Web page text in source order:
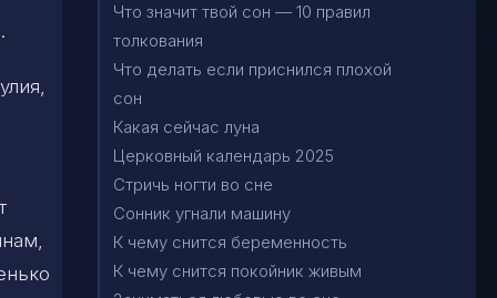
Что значит твой сон — 10 правил
толкования
Что делать если приснился плохой
сон
Какая сейчас луна
Церковный календарь 2025
Стричь ногти во сне
Сонник угнали машину
К чему снится беременность
К чему снится покойник живым